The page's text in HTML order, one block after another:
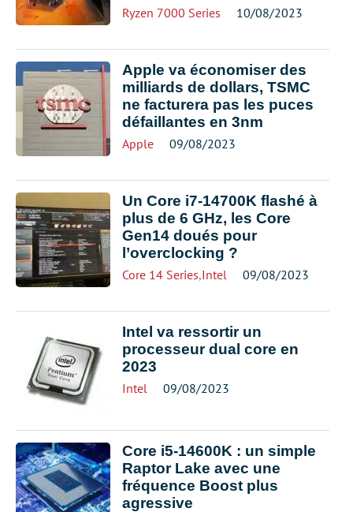
Ryzen 7000 Series 10/08/2023
Apple va économiser des
milliards de dollars, TSMC
ne facturera pas les puces
défaillantes en 3nm
Apple 09/08/2023
Un Core i7-14700K flashé à
plus de 6 GHz, les Core
Gen14 doués pour
l’overclocking ?
Core 14 Series,Intel 09/08/2023
Intel va ressortir un
processeur dual core en
2023
Intel 09/08/2023
Core i5-14600K : un simple
Raptor Lake avec une
fréquence Boost plus
agressive